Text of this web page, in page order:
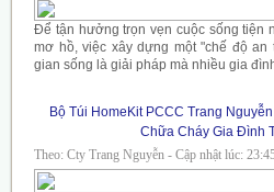
Để tận hưởng trọn vẹn cuộc sống tiện
mơ hồ, việc xây dựng một "chế độ an
gian sống là giải pháp mà nhiều gia
Bộ Túi HomeKit PCCC Trang
Chữa Cháy Gia Đình
Theo: Cty Trang Nguyễn - Cập nhật lúc: